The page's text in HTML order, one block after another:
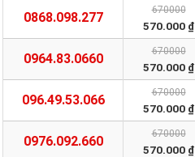
0868.098.277 670000
570.000 ₫
0964.83.0660 670000
570.000 ₫
096.49.53.066 670000
570.000 ₫
0976.092.660 670000
570.000 ₫